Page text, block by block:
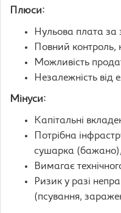
Плюси:
Нульова плата за
Повний контроль,
Можливість
Незалежність від
Мінуси:
Капітальні
Потрібна
сушарка
Вимагає
Ризик у разі
(псування,